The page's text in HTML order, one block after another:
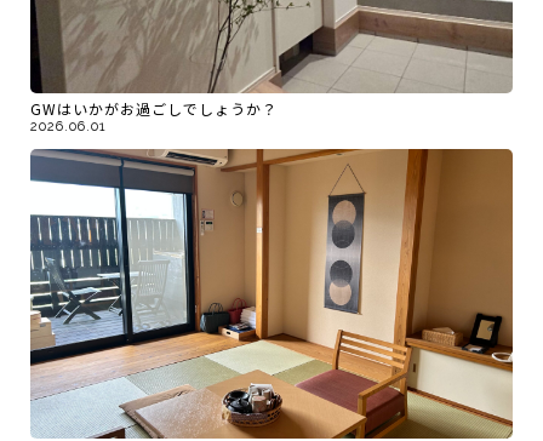
GWはいかがお過ごしでしょうか？
2026.06.01